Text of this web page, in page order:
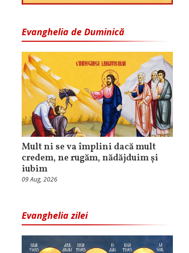
Evanghelia de Duminică
Mult ni se va împlini dacă mult
credem, ne rugăm, nădăjduim și
iubim
09 Aug, 2026
Evanghelia zilei